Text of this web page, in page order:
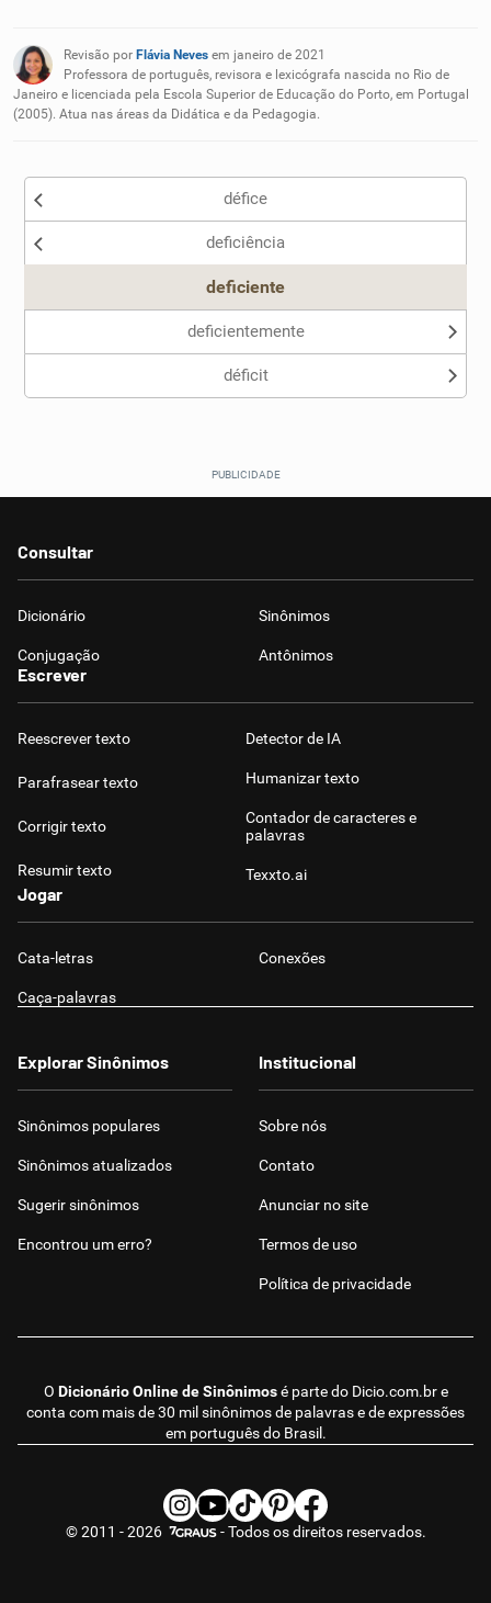
Nenhum dos sinônimos apresentados me ajudou
Outro
Revisão por Flávia Neves em janeiro de 2021
Professora de português, revisora e lexicógrafa nascida no Rio de
Janeiro e licenciada pela Escola Superior de Educação do Porto, em Portugal
(2005). Atua nas áreas da Didática e da Pedagogia.
défice
deficiência
deficiente
deficientemente
déficit
Consultar
Dicionário Sinônimos
Conjugação Antônimos
Escrever
Reescrever texto
Parafrasear texto
Corrigir texto
Resumir texto
Detector de IA
Humanizar texto
Contador de caracteres e
palavras
Texxto.ai
Jogar
Cata-letras Conexões
Caça-palavras
O Dicionário Online de Sinônimosé parte do Dicio.com.bre
conta com mais de 30 mil sinônimos de palavras e de expressões
em português do Brasil.
Explorar Sinônimos
Sinônimos populares
Sinônimos atualizados
Sugerir sinônimos
Encontrou um erro?
Institucional
Sobre nós
Contato
Anunciar no site
Termos de uso
Política de privacidade
© 2011 - 2026 - Todos os direitos reservados.